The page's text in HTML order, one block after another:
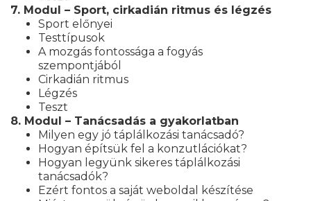
7. Modul – Sport, cirkadián ritmus és légzés
Sport előnyei
Testtípusok
A mozgás fontossága a fogyás
szempontjából
Cirkadián ritmus
Légzés
Teszt
8. Modul – Tanácsadás a gyakorlatban
Milyen egy jó táplálkozási tanácsadó?
Hogyan építsük fel a konzutlációkat?
Hogyan legyünk sikeres táplálkozási
tanácsadók?
Ezért fontos a saját weboldal készítése